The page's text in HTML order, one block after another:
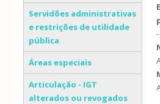
Servidões administrativas
e restrições de utilidade
pública
Áreas especiais
Articulação - IGT
alterados ou revogados
-